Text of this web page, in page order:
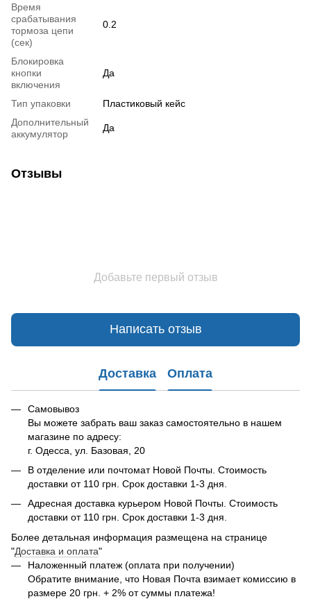
Время
срабатывания
тормоза цепи
(сек)
0.2
Блокировка
кнопки
включения
Да
Тип упаковки
Пластиковый кейс
Дополнительный
аккумулятор
Да
Отзывы
Добавьте первый отзыв
Написать отзыв
Доставка Оплата
Самовывоз
Вы можете забрать ваш заказ самостоятельно в нашем
магазине по адресу:
г. Одесса, ул. Базовая, 20
В отделение или почтомат Новой Почты. Стоимость
доставки от 110 грн. Срок доставки 1-3 дня.
Адресная доставка курьером Новой Почты. Стоимость
доставки от 110 грн. Срок доставки 1-3 дня.
Более детальная информация размещена на странице
"Доставка и оплата"
Наложенный платеж (оплата при получении)
Обратите внимание, что Новая Почта взимает комиссию в
размере 20 грн. + 2% от суммы платежа!